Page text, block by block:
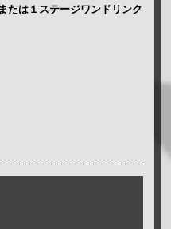
たは１ステージワンドリンク